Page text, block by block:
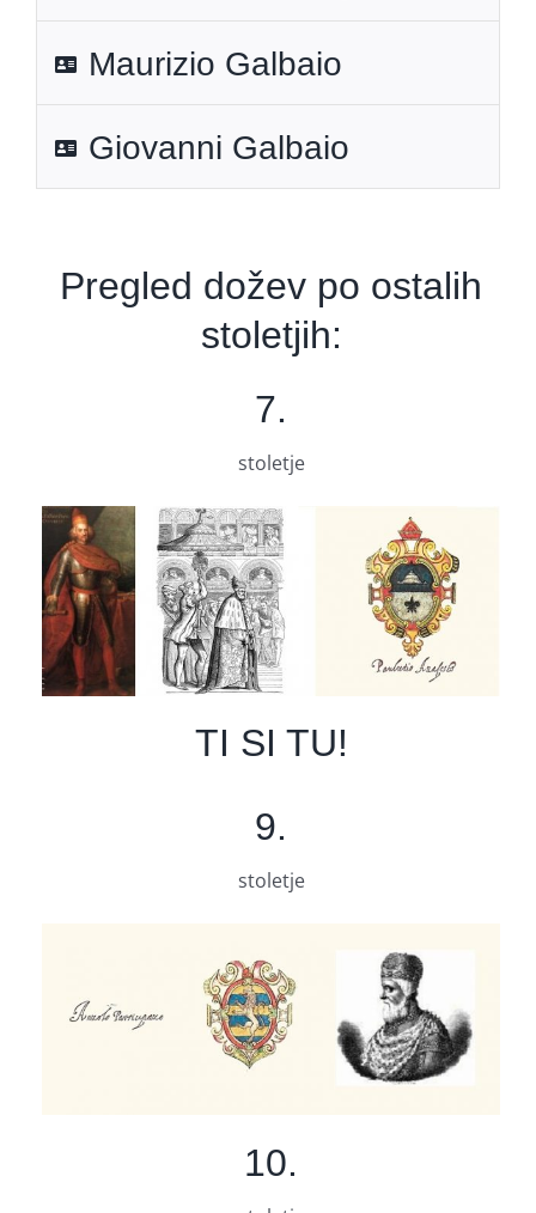
Maurizio Galbaio
Giovanni Galbaio
Pregled dožev po ostalih
stoletjih:
7.
stoletje
TI SI TU!
9.
stoletje
10.